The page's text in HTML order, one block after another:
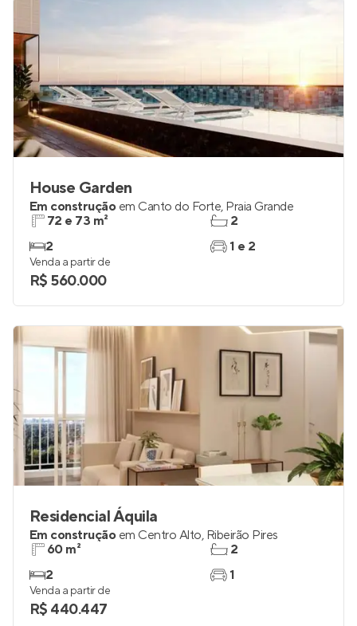
House Garden
Em construção em Canto do Forte, Praia Grande
72 e 73 m²
2
2
1 e 2
Venda a partir de
R$ 560.000
Residencial Áquila
Em construção em Centro Alto, Ribeirão Pires
60 m²
2
2
1
Venda a partir de
R$ 440.447